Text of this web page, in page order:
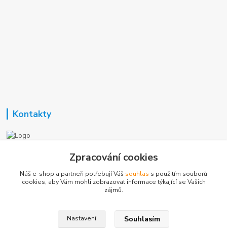
Kontakty
+420 723 362 738
Zpracování cookies
Náš e-shop a partneři potřebují Váš souhlas s použitím souborů
cookies, aby Vám mohli zobrazovat informace týkající se Vašich
zájmů.
Nastavení Souhlasím